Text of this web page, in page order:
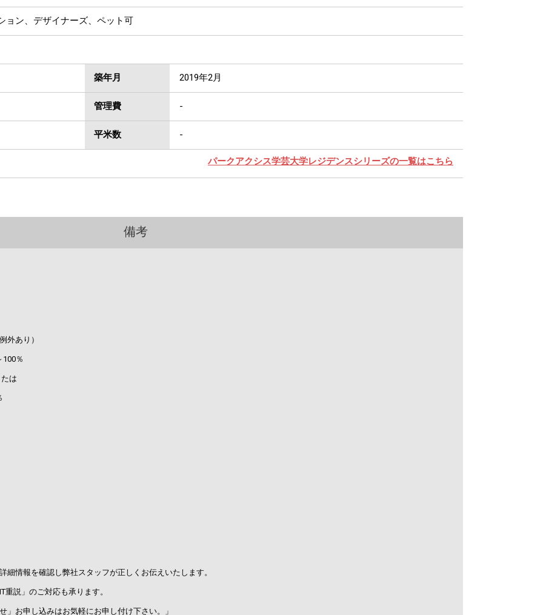
ョン、デザイナーズ、ペット可
築年月 2019年2月
管理費 -
平米数 -
パークアクシス学芸大学レジデンスシリーズの一覧はこちら
備考
あり）
％
は
情報を確認し弊社スタッフが正しくお伝えいたします。
説」のご対応も承ります。
お申し込みはお気軽にお申し付け下さい。」